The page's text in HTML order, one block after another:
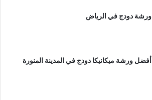
ورشة دودج في الرياض
أفضل ورشة ميكانيكا دودج في المدينة المنورة